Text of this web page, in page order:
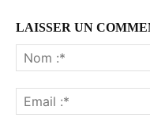
LAISSER UN